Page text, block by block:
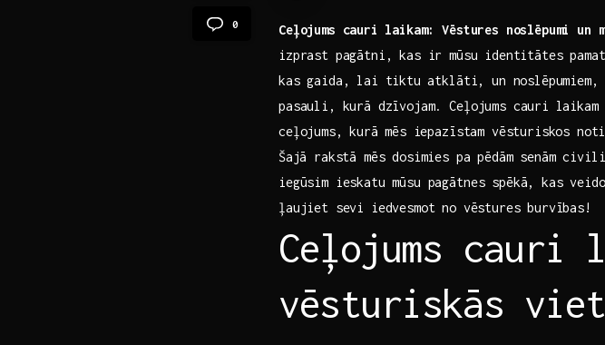
0 Ceļojums cauri ⁣laikam: Vēstures noslēpumi un
izprast pagātni,‌ kas ir mūsu ⁤identitātes
‌kas gaida, lai tiktu⁢ atklāti, un noslēpumiem,
pasauli, kurā dzīvojam. Ceļojums‍ cauri
ceļojums, ⁢kurā ⁢mēs iepazīstam vēsturiskos
⁢Šajā‍ rakstā mēs ‍dosimies pa​ pēdām senām
iegūsim ieskatu mūsu‌ pagātnes spēkā, kas
ļaujiet sevi iedvesmot⁢ no vēstures burvības!
Ceļojums​ cauri
vēsturiskās